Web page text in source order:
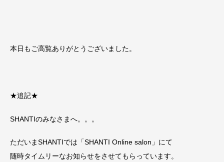
本日もご高覧ありがとうございました。
★追記★
SHANTIのみなさまへ。。。
ただいまSHANTIでは「SHANTI Online salon」にて
随時タイムリーなお知らせをさせてもらっています。